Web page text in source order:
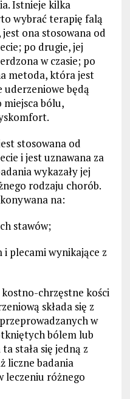
Istnieje kilka
wybrać terapię falą
ona stosowana od
po drugie, jej
w czasie; po
metoda, która jest
będą
miejsca bólu,
stosowana od
i jest uznawana za
wykazały jej
rodzaju chorób.
na:
stawów;
i plecami wynikające z
chrzęstne kości
składa się z
w
bólem lub
stała się jedną z
liczne badania
leczeniu różnego